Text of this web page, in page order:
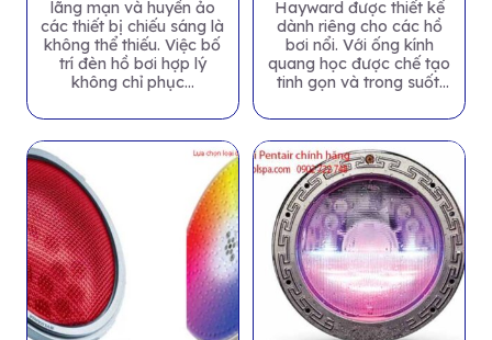
lãng mạn và huyền ảo
các thiết bị chiếu sáng là
không thể thiếu. Việc bố
trí đèn hồ bơi hợp lý
không chỉ phục...
Hayward được thiết kế
dành riêng cho các hồ
bơi nổi. Với ống kính
quang học được chế tạo
tinh gọn và trong suốt.